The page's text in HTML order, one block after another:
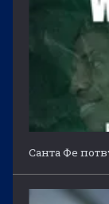
Санта Фе